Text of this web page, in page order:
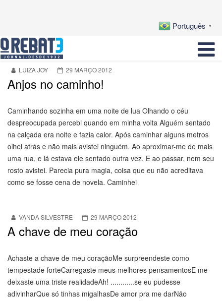
Português ▼
LUIZA JOY 29 MARÇO 2012
Anjos no caminho!
Caminhando sozinha em uma noite de lua Olhando o céu
despreocupada percebi quando em minha volta Alguém sentado
na calçada era noite e fazia calor. Após caminhar alguns metros
olhei atrás e não mais avistei ninguém. Ao aproximar-me de mais
uma rua, e lá estava ele sentado outra vez. E ao passar, nem seu
rosto avistei. Parecia pura magia, coisa que eu não acreditava
como se fosse cena de novela. Caminhei
VANDA SILVESTRE 29 MARÇO 2012
A chave de meu coração
Achaste a chave de meu coraçãoMe surpreendeste como
tempestade forteCarregaste meus melhores pensamentosE me
deixaste uma triste realidadeAh! ............se eu pudesse
adivinharQue só tinhas migalhasDe amor pra me darNão